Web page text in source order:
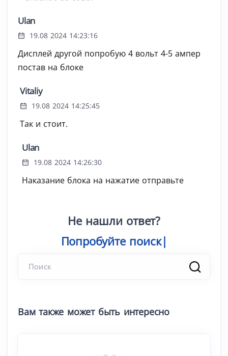
Ulan
19.08 2024 14:23:16
Дисплей другой попробую 4 вольт 4-5 ампер
постав на блоке
Vitaliy
19.08 2024 14:25:45
Так и стоит.
Ulan
19.08 2024 14:26:30
Наказание блока на нажатие отправьте
Не нашли ответ?
Попробуйте поис
Вам также может быть интересно